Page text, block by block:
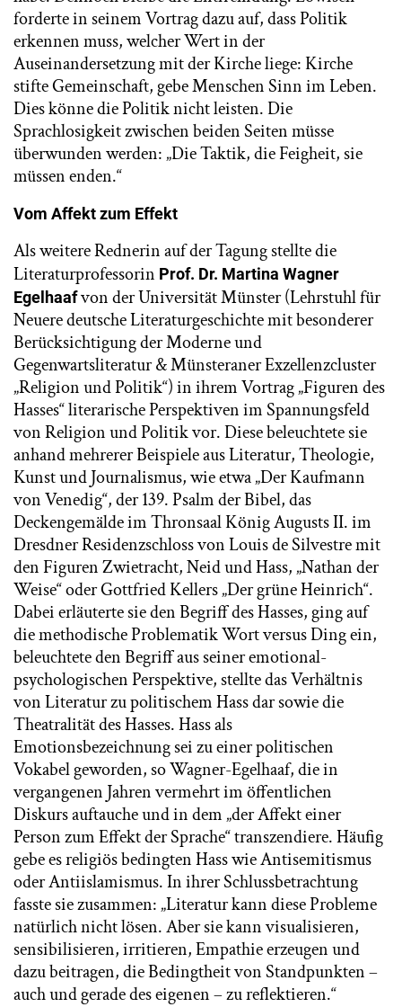
forderte in seinem Vortrag dazu auf, dass Politik
erkennen muss, welcher Wert in der
Auseinandersetzung mit der Kirche liege: Kirche
stifte Gemeinschaft, gebe Menschen Sinn im Leben.
Dies könne die Politik nicht leisten. Die
Sprachlosigkeit zwischen beiden Seiten müsse
überwunden werden: „Die Taktik, die Feigheit, sie
müssen enden.“
Vom Affekt zum Effekt
Als weitere Rednerin auf der Tagung stellte die
Literaturprofessorin Prof. Dr. Martina Wagner
Egelhaafvon der Universität Münster (Lehrstuhl für
Neuere deutsche Literaturgeschichte mit besonderer
Berücksichtigung der Moderne und
Gegenwartsliteratur & Münsteraner Exzellenzcluster
„Religion und Politik“) in ihrem Vortrag „Figuren des
Hasses“ literarische Perspektiven im Spannungsfeld
von Religion und Politik vor. Diese beleuchtete sie
anhand mehrerer Beispiele aus Literatur, Theologie,
Kunst und Journalismus, wie etwa „Der Kaufmann
von Venedig“, der 139. Psalm der Bibel, das
Deckengemälde im Thronsaal König Augusts II. im
Dresdner Residenzschloss von Louis de Silvestre mit
den Figuren Zwietracht, Neid und Hass, „Nathan der
Weise“ oder Gottfried Kellers „Der grüne Heinrich“.
Dabei erläuterte sie den Begriff des Hasses, ging auf
die methodische Problematik Wort versus Ding ein,
beleuchtete den Begriff aus seiner emotional-
psychologischen Perspektive, stellte das Verhältnis
von Literatur zu politischem Hass dar sowie die
Theatralität des Hasses. Hass als
Emotionsbezeichnung sei zu einer politischen
Vokabel geworden, so Wagner-Egelhaaf, die in
vergangenen Jahren vermehrt im öffentlichen
Diskurs auftauche und in dem „der Affekt einer
Person zum Effekt der Sprache“ transzendiere. Häufig
gebe es religiös bedingten Hass wie Antisemitismus
oder Antiislamismus. In ihrer Schlussbetrachtung
fasste sie zusammen: „Literatur kann diese Probleme
natürlich nicht lösen. Aber sie kann visualisieren,
sensibilisieren, irritieren, Empathie erzeugen und
dazu beitragen, die Bedingtheit von Standpunkten –
auch und gerade des eigenen – zu reflektieren.“